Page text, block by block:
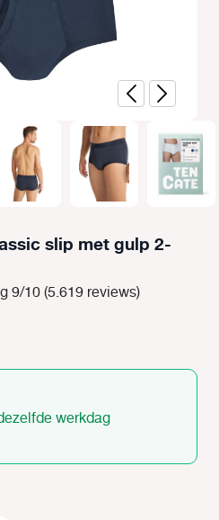
slip met gulp 2-
9/10 (5.619 reviews)
werkdag